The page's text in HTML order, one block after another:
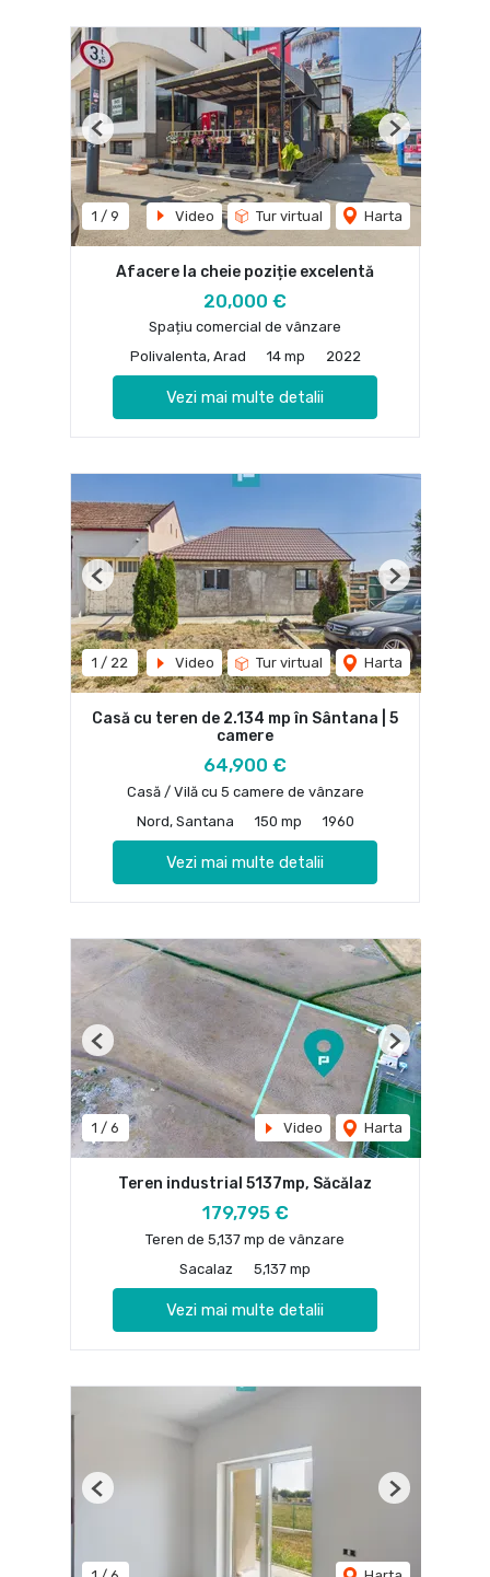
1 / 9 Video Tur virtual Harta
Previous Next
Afacere la cheie poziție excelentă
20,000 €
Spațiu comercial de vânzare
Polivalenta, Arad
14 mp 2022
Vezi mai multe detalii
1 / 22 Video Tur virtual Harta
Previous Next
Casă cu teren de 2.134 mp în Sântana | 5
camere
64,900 €
Casă / Vilă cu 5 camere de vânzare
Nord, Santana
150 mp 1960
Vezi mai multe detalii
1 / 6 Video Harta
Previous Next
Teren industrial 5137mp, Săcălaz
179,795 €
Teren de 5,137 mp de vânzare
Sacalaz
5,137 mp
Vezi mai multe detalii
Previous Next